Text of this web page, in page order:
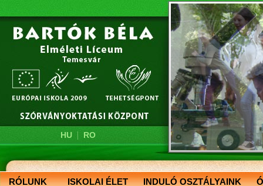
HU| RO
RÓLUNK ISKOLAI ÉLET INDULÓ OSZTÁLYAINK